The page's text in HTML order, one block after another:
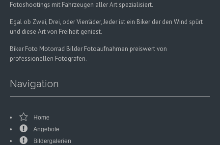
Fotoshootings mit Fahrzeugen aller Art spezialisiert.
Egal ob Zwei, Drei, oder Vierräder, Jeder ist ein Biker der den Wind spürt
und diese Art von Freiheit geniest.
Biker Foto Motorrad Bilder Fotoaufnahmen preiswert von
professionellen Fotografen.
Navigation
Home
Angebote
Bildergalerien